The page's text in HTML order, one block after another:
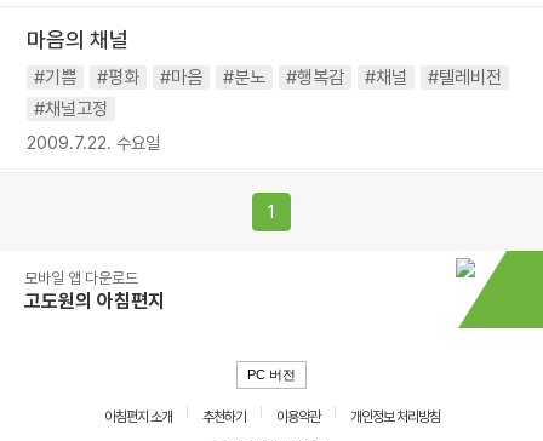
마음의 채널
#기쁨 #평화 #마음 #분노 #행복감 #채널
#텔레비전
#채널고정
2009.7.22. 수요일
1
모바일 앱 다운로드
고도원의 아침편지
PC 버전
아침편지 소개 추천하기 이용약관
개인정보 처리방침